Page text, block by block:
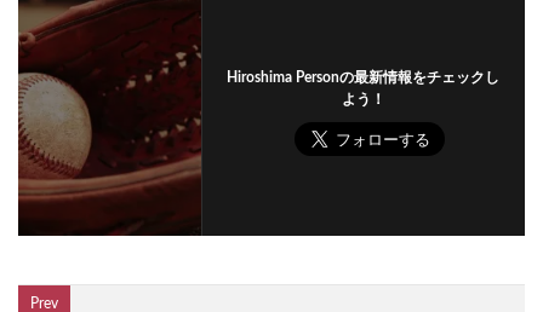
Hiroshima Personの最新情報をチェックし
よう！
Prev